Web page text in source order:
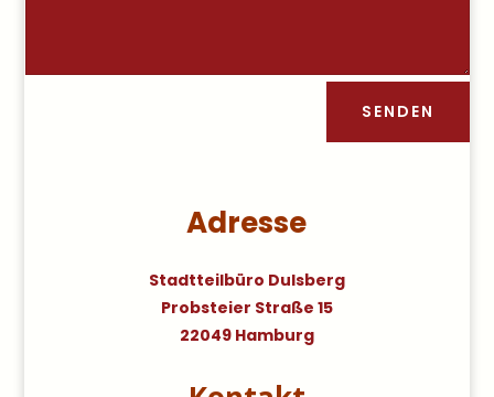
SENDEN
Adresse
Stadtteilbüro Dulsberg
Probsteier Straße 15
22049 Hamburg